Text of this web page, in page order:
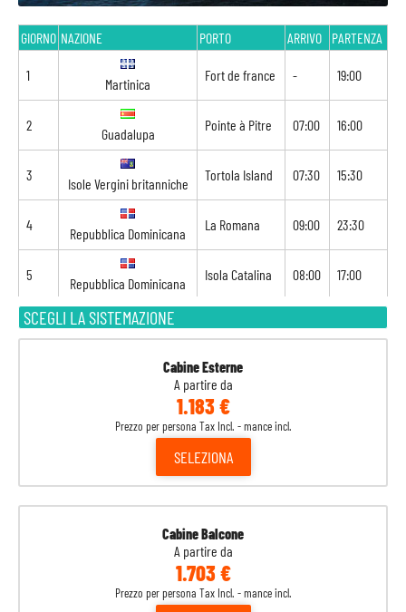
SCEGLI LA SISTEMAZIONE
Cabine Esterne
A partire da
1.183 €
Prezzo per persona Tax Incl. - mance incl.
SELEZIONA
Cabine Balcone
A partire da
1.703 €
Prezzo per persona Tax Incl. - mance incl.
GIORNO NAZIONE PORTO ARRIVO PARTENZA
1
Martinica
Fort de france - 19:00
2
Guadalupa
Pointe à Pitre 07:00 16:00
3
Isole Vergini britanniche
Tortola Island 07:30 15:30
4
Repubblica Dominicana
La Romana 09:00 23:30
5
Repubblica Dominicana
Isola Catalina 08:00 17:00
6
Isole Vergini britanniche
Virgin Gorda 11:00 20:00
Philipsburg
Martinica
Fort de france